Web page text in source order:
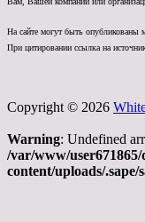
На сайте могут быть опубликованы
При цитировании ссылка на
Copyright © 2026
Warning: Undefined
/var/www/
content/uploads/.sape/